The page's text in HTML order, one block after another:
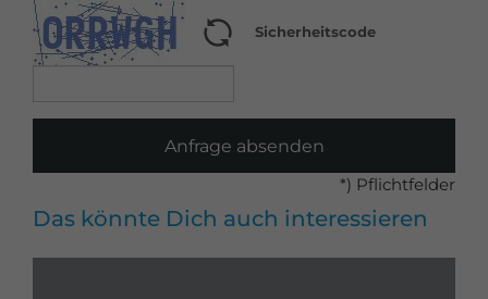
Sicherheitscode
Anfrage absenden
*) Pflichtfelder
Das könnte Dich auch interessieren